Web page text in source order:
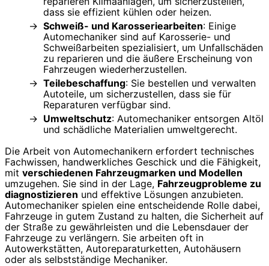
dass sie effizient kühlen oder heizen.
Schweiß- und Karosseriearbeiten: Einige
Automechaniker sind auf Karosserie- und
Schweißarbeiten spezialisiert, um Unfallschäden
zu reparieren und die äußere Erscheinung von
Fahrzeugen wiederherzustellen.
Teilebeschaffung: Sie bestellen und verwalten
Autoteile, um sicherzustellen, dass sie für
Reparaturen verfügbar sind.
Umweltschutz: Automechaniker entsorgen Altöl
und schädliche Materialien umweltgerecht.
Die Arbeit von Automechanikern erfordert technisches
Fachwissen, handwerkliches Geschick und die Fähigkeit,
mit verschiedenen Fahrzeugmarken und Modellen
umzugehen. Sie sind in der Lage, Fahrzeugprobleme zu
diagnostizieren und effektive Lösungen anzubieten.
Automechaniker spielen eine entscheidende Rolle dabei,
Fahrzeuge in gutem Zustand zu halten, die Sicherheit auf
der Straße zu gewährleisten und die Lebensdauer der
Fahrzeuge zu verlängern. Sie arbeiten oft in
Autowerkstätten, Autoreparaturketten, Autohäusern
oder als selbstständige Mechaniker.